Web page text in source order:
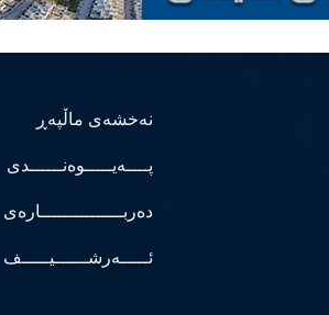
نەخشەی ماڵپەڕ
پــــەیـــــوەنــــــدی
دەربـــــــــــــــارەی
ئـــــەرشــــــیـــــف